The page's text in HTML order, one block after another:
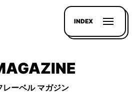
INDEX
レーベル マガジン